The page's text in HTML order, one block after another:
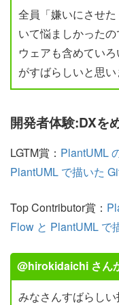
全員「嫌いにさせ
いて悩ましかった
ウェアも含めてい
がすばらしいと思い
開発者体験:DXを
LGTM賞： PlantUML
PlantUML で描いた
Top Contributor賞：
Flow と PlantUML で
@hirokidaichi さん
みなさんすばらし